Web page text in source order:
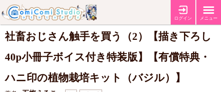
ログイン メニュー
特典
【有償特典・『社畜おじさん触手を買う（2）』ハニ印の植物栽培キット
（バジル）】 【コミコミ特典4Pリーフレット】 【店舗共通特典ペーパー】
社畜おじさん触手を買う（2）【描き下ろし
40p小冊子ボイス付き特装版】【有償特典・
ハニ印の植物栽培キット（バジル）】